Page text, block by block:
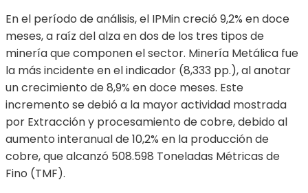
En el período de análisis, el IPMin creció 9,2% en doce
meses, a raíz del alza en dos de los tres tipos de
minería que componen el sector. Minería Metálica fue
la más incidente en el indicador (8,333 pp.), al anotar
un crecimiento de 8,9% en doce meses. Este
incremento se debió a la mayor actividad mostrada
por Extracción y procesamiento de cobre, debido al
aumento interanual de 10,2% en la producción de
cobre, que alcanzó 508.598 Toneladas Métricas de
Fino (TMF).